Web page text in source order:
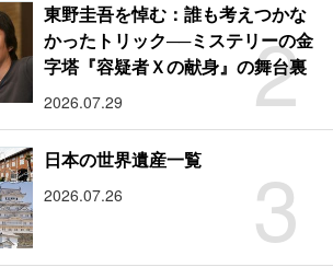
2
東野圭吾を悼む：誰も考えつかな
かったトリック──ミステリーの金
字塔『容疑者Ｘの献身』の舞台裏
2026.07.29
3
日本の世界遺産一覧
2026.07.26